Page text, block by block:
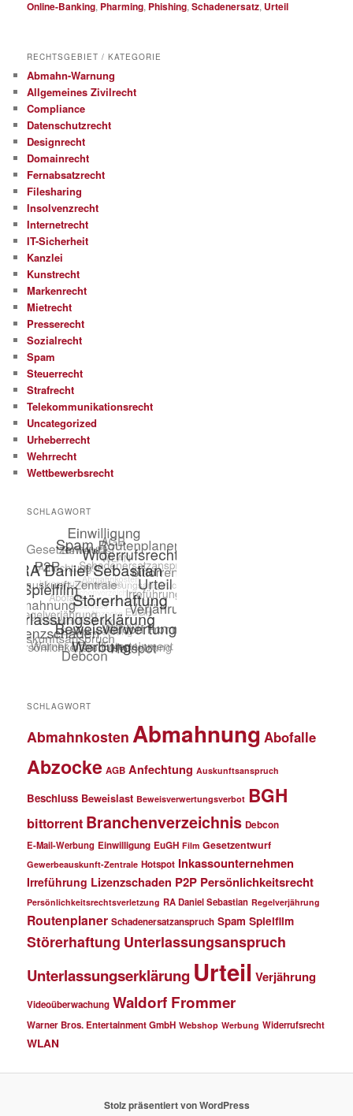
Online-Banking, Pharming, Phishing,Schadenersatz, Urteil
RECHTSGEBIET / KATEGORIE
Abmahn-Warnung
Allgemeines Zivilrecht
Compliance
Datenschutzrecht
Designrecht
Domainrecht
Fernabsatzrecht
Filesharing
Insolvenzrecht
Internetrecht
IT-Sicherheit
Kanzlei
Kunstrecht
Markenrecht
Mietrecht
Presserecht
Sozialrecht
Spam
Steuerrecht
Strafrecht
Telekommunikationsrecht
Uncategorized
Urheberrecht
Wehrrecht
Wettbewerbsrecht
SCHLAGWORT
SCHLAGWORT
Abmahnkosten Abmahnung Abofalle
Abzocke AGB Anfechtung Auskunftsanspruch
Beschluss Beweislast Beweisverwertungsverbot BGH
bittorrent Branchenverzeichnis Debcon
E-Mail-Werbung Einwilligung EuGH Film Gesetzentwurf
Gewerbeauskunft-Zentrale Hotspot Inkassounternehmen
Irreführung Lizenzschaden P2P Persönlichkeitsrecht
Persönlichkeitsrechtsverletzung RA Daniel Sebastian Regelverjährung
Routenplaner Schadenersatzanspruch Spam Spielfilm
Störerhaftung Unterlassungsanspruch
Unterlassungserklärung Urteil Verjährung
Videoüberwachung Waldorf Frommer
Warner Bros. Entertainment GmbH Webshop Werbung Widerrufsrecht
WLAN
Stolz präsentiert von WordPress